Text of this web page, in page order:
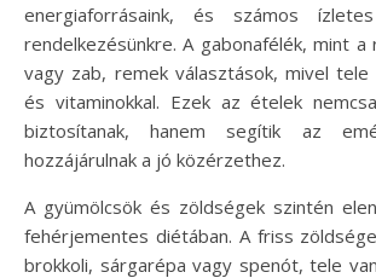
energiaforrásaink, és számos
rendelkezésünkre. A gabonafélék, mint a
vagy zab, remek választások, mivel tele
és vitaminokkal. Ezek az ételek
biztosítanak, hanem segítik az
hozzájárulnak a jó közérzethez.
A gyümölcsök és zöldségek szintén
fehérjementes diétában. A friss
brokkoli, sárgarépa vagy spenót, tele